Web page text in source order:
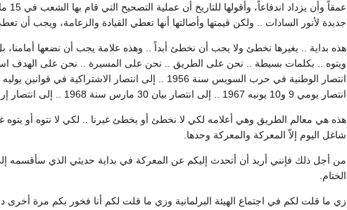
جديدة لأنور السادات .. ولكن قيمتها وأصالتها أنها تعطي القيادة والزعامة، ويجب أن
هذه بداية .. بغيرها نخطئ ولا يجب أن نخطئ أبداً .. وهذه علامة يجب أن نضعها
انتصار يومي 9 و10 يونيه 1967 .. إلى انتصار بيان 30 مارس سنة 1968 .. إلى انتصار إرادة الإنسان الحر .. إلى انتصار 15 مايو سنة 1971.
هذه هي معالم الطريق وهي أعلامه لكي لا نخطئ أو يخطئ غيرنا .. لكي لا نتوه أو
شاغل اليوم إلاّ المعركة والمعركة وحدها.
من أجل ذلك فإنني أريد أن أتحدث إليكم عن المعركة في بداية حديثي الذي سأقسمه
الختام.
زي ما قلت لكم في اجتماع الهيئة البرلمانية وزي ما قلت لكم أنا فخور بكم مرة